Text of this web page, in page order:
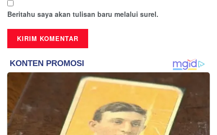
Beritahu saya akan tulisan baru melalui surel.